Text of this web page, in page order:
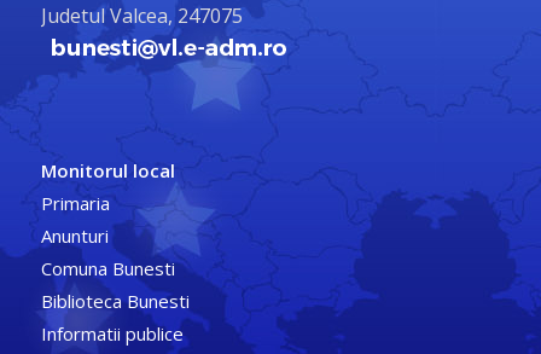
Judetul Valcea, 247075
Monitorul local
Primaria
Anunturi
Comuna Bunesti
Biblioteca Bunesti
Informatii publice